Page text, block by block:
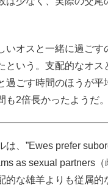
いオスと一緒に過ごす
という。支配的なオス
過ごす時間のほうが平
も2倍長かったようだ。
は、”Ewes prefer
as sexual partners
的な雄羊よりも従属